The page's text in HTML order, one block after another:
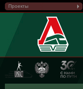
Проекты